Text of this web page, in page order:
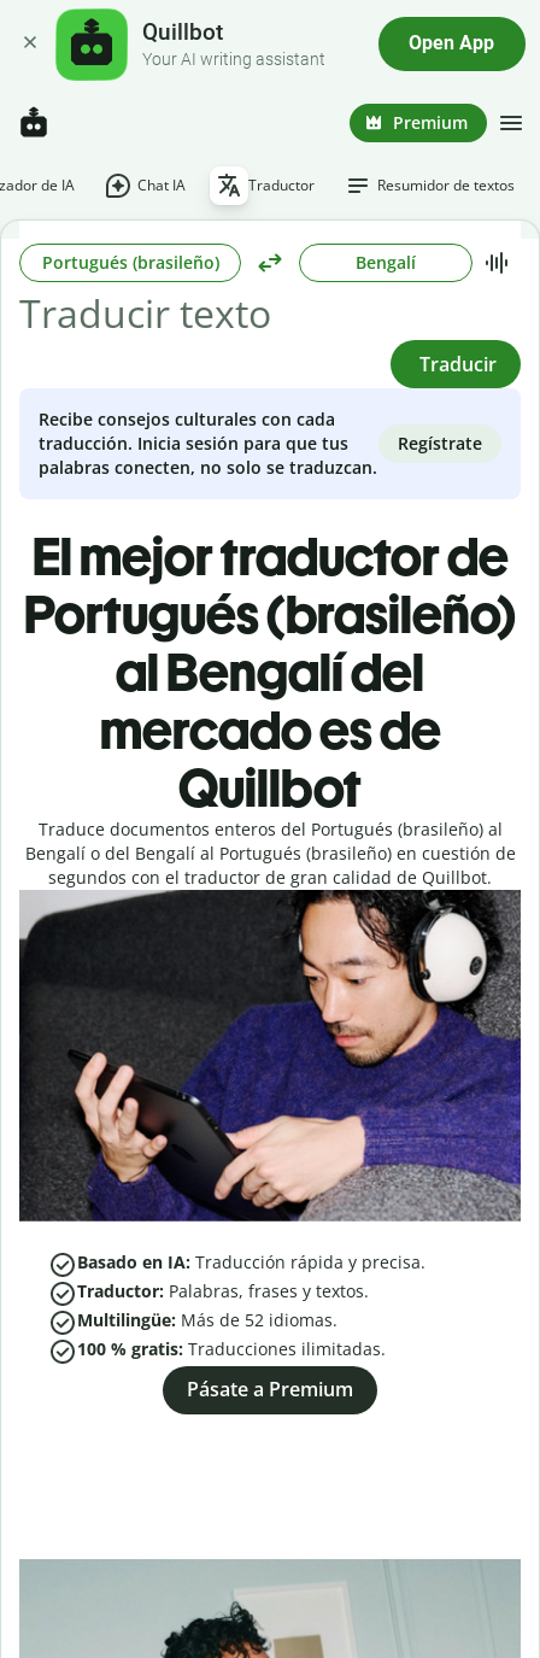
Quillbot
Your AI writing assistant
Open App
Premium
de IA Chat IA Traductor Resumidor de textos
Portugués (brasileño) Bengalí
Traducir
Recibe consejos culturales con cada
traducción. Inicia sesión para que tus
palabras conecten, no solo se traduzcan.
Regístrate
El mejor traductor de
Portugués (brasileño)
al Bengalí del
mercado es de
Quillbot
Traduce documentos enteros del Portugués (brasileño) al
Bengalí o del Bengalí al Portugués (brasileño) en cuestión de
segundos con el traductor de gran calidad de Quillbot.
Basado en IA: Traducción rápida y precisa.
Traductor: Palabras, frases y textos.
Multilingüe: Más de 52 idiomas.
100 % gratis: Traducciones ilimitadas.
Pásate a Premium